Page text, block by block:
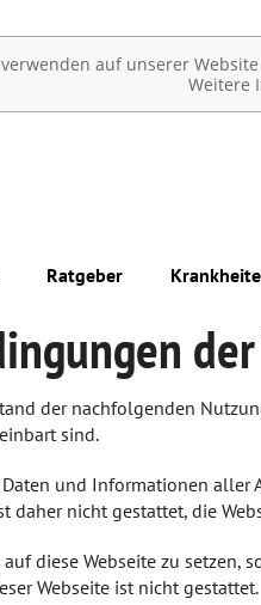
auf unserer
Weitere
es ein!
Ratgeber
der nachfolgenden
sind.
und Informationen
daher nicht gestattet, die
diese Webseite zu setzen,
Webseite ist nicht gestattet.